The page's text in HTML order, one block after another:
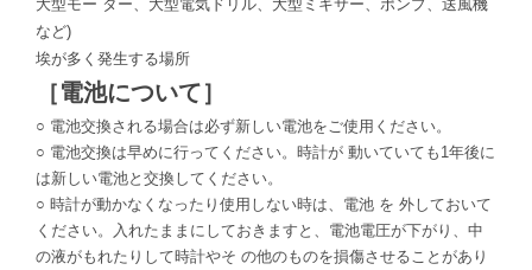
大型モー ター、大型電気ドリル、大型ミキサー、ポンプ、送風機
など)
埃が多く発生する場所
［電池について］
○ 電池交換される場合は必ず新しい電池をご使用ください。
○ 電池交換は早めに行ってください。時計が 動いていても1年後に
は新しい電池と交換してください。
○ 時計が動かなくなったり使用しない時は、電池 を 外しておいて
ください。入れたままにしておきますと、電池電圧が下がり、中
の液がもれたりして時計やそ の他のものを損傷させることがあり